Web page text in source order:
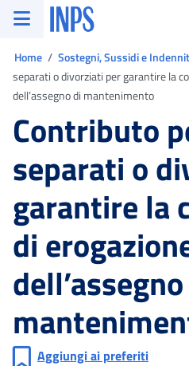
Vai al menu principale
Vai al contenuto principale
Vai al pie' di pagina
INPS ()
Home Sostegni, Sussidi e
separati o divorziati per garantire la
dell’assegno di mantenimento
Contributo
separati o
garantire la
di
Aggiungi ai preferiti